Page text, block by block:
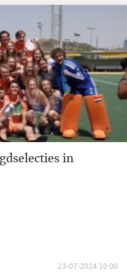
in
23-07-2024 10:00